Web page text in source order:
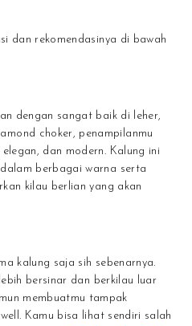
dan rekomendasinya di bawah
dengan sangat baik di leher,
choker, penampilanmu
dan modern. Kalung ini
berbagai warna serta
kilau berlian yang akan
kalung saja sih sebenarnya.
bersinar dan berkilau luar
membuatmu tampak
Kamu bisa lihat sendiri salah